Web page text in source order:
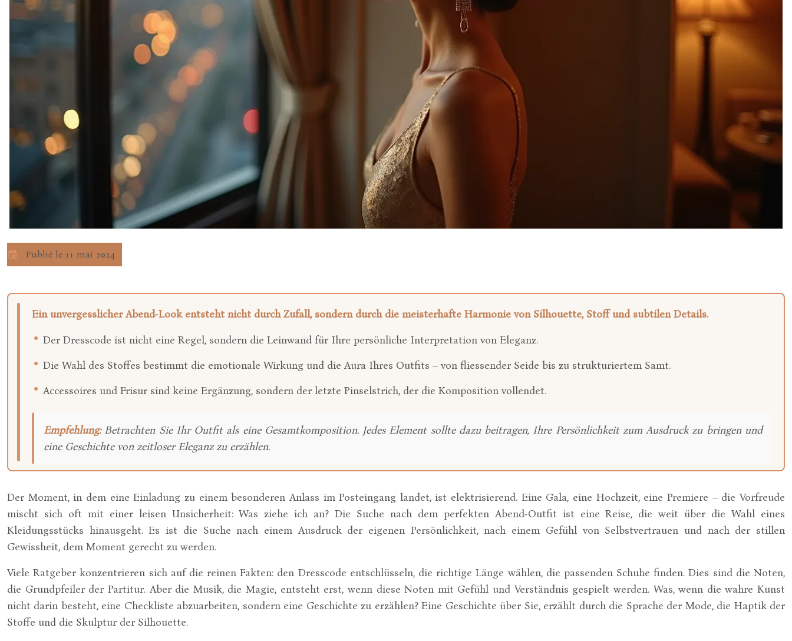
Publié le 11 mai 2024
Ein unvergesslicher Abend-Look entsteht nicht durch Zufall, sondern durch die meisterhafte Harmonie von Silhouette, Stoff und subtilen Details.
Der Dresscode ist nicht eine Regel, sondern die Leinwand für Ihre persönliche Interpretation von Eleganz.
Die Wahl des Stoffes bestimmt die emotionale Wirkung und die Aura Ihres Outfits – von fliessender Seide bis zu strukturiertem Samt.
Accessoires und Frisur sind keine Ergänzung, sondern der letzte Pinselstrich, der die Komposition vollendet.
Empfehlung:Betrachten Sie Ihr Outfit als eine Gesamtkomposition. Jedes Element sollte dazu beitragen, Ihre Persönlichkeit zum Ausdruck zu bringen und
eine Geschichte von zeitloser Eleganz zu erzählen.
Der Moment, in dem eine Einladung zu einem besonderen Anlass im Posteingang landet, ist elektrisierend. Eine Gala, eine Hochzeit, eine Premiere – die Vorfreude
mischt sich oft mit einer leisen Unsicherheit: Was ziehe ich an? Die Suche nach dem perfekten Abend-Outfit ist eine Reise, die weit über die Wahl eines
Kleidungsstücks hinausgeht. Es ist die Suche nach einem Ausdruck der eigenen Persönlichkeit, nach einem Gefühl von Selbstvertrauen und nach der stillen
Gewissheit, dem Moment gerecht zu werden.
Viele Ratgeber konzentrieren sich auf die reinen Fakten: den Dresscode entschlüsseln, die richtige Länge wählen, die passenden Schuhe finden. Dies sind die Noten,
die Grundpfeiler der Partitur. Aber die Musik, die Magie, entsteht erst, wenn diese Noten mit Gefühl und Verständnis gespielt werden. Was, wenn die wahre Kunst
nicht darin besteht, eine Checkliste abzuarbeiten, sondern eine Geschichte zu erzählen? Eine Geschichte über Sie, erzählt durch die Sprache der Mode, die Haptik der
Stoffe und die Skulptur der Silhouette.